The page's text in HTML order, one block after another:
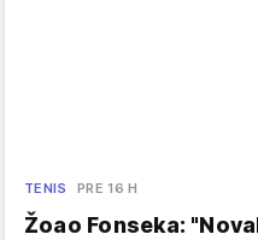
TENIS PRE 16 H
Žoao Fonseka: